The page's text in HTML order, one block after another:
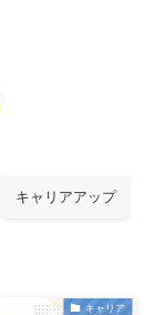
キャリアアップ
キャリア